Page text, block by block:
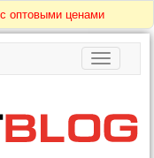
оптовыми ценами
Toggle